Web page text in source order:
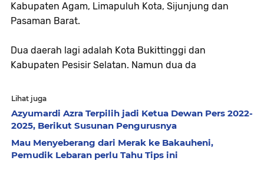
Kabupaten Agam, Limapuluh Kota, Sijunjung dan
Pasaman Barat.
Dua daerah lagi adalah Kota Bukittinggi dan
Kabupaten Pesisir Selatan. Namun dua da
Lihat juga
Azyumardi Azra Terpilih jadi Ketua Dewan Pers 2022-
2025, Berikut Susunan Pengurusnya
Mau Menyeberang dari Merak ke Bakauheni,
Pemudik Lebaran perlu Tahu Tips ini